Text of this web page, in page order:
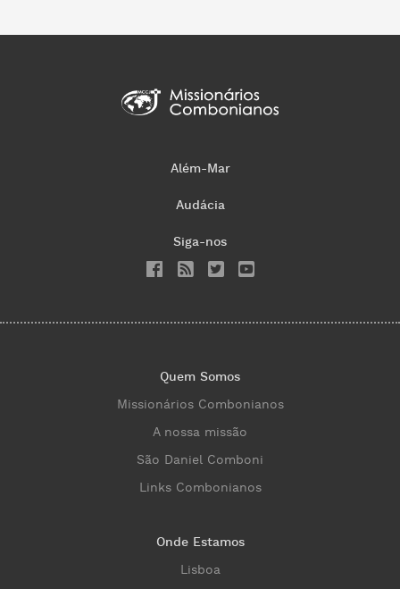
Além-Mar
Audácia
Siga-nos
Quem Somos
Missionários Combonianos
A nossa missão
São Daniel Comboni
Links Combonianos
Onde Estamos
Lisboa